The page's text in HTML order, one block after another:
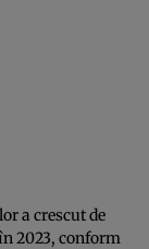
a crescut de
2023, conform